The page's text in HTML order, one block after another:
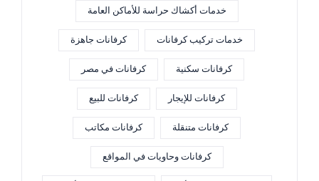
خدمات أكشاك حراسة للأماكن العامة
خدمات تركيب كرفانات كرفانات جاهزة
كرفانات سكنية كرفانات في مصر
كرفانات للإيجار كرفانات للبيع
كرفانات متنقلة كرفانات مكاتب
كرفانات وحاويات في المواقع